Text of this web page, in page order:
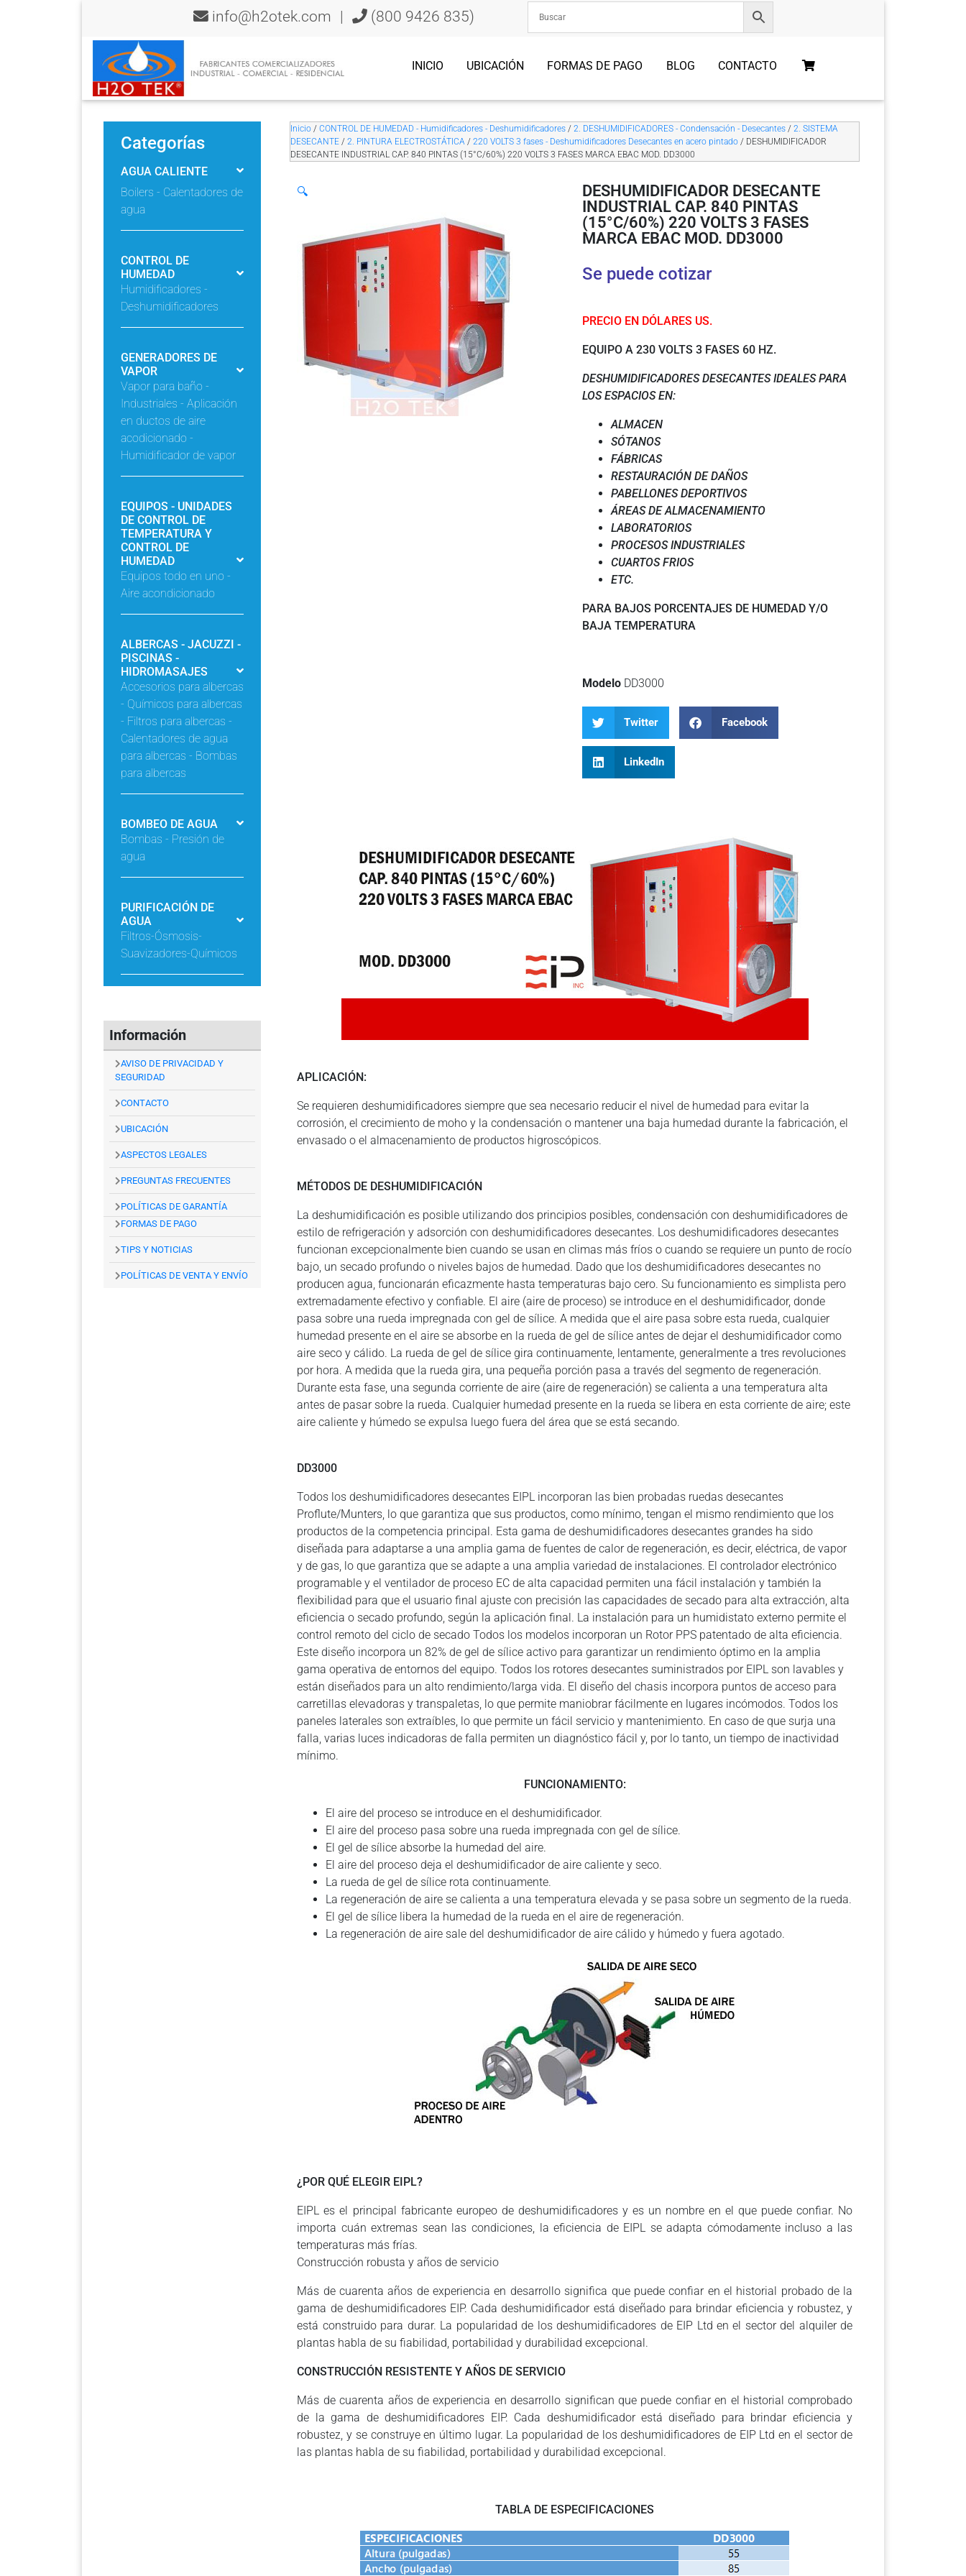
info@h2otek.com | (800 9426 835)
INICIO UBICACIÓN FORMAS DE PAGO BLOG CONTACTO
Categorías
AGUA CALIENTE
Boilers - Calentadores de
agua
CONTROL DE
HUMEDAD
Humidificadores -
Deshumidificadores
GENERADORES DE
VAPOR
Vapor para baño -
Industriales - Aplicación
en ductos de aire
acodicionado -
Humidificador de vapor
EQUIPOS - UNIDADES
DE CONTROL DE
TEMPERATURA Y
CONTROL DE
HUMEDAD
Equipos todo en uno -
Aire acondicionado
ALBERCAS - JACUZZI -
PISCINAS -
HIDROMASAJES
Accesorios para albercas
- Químicos para albercas
- Filtros para albercas -
Calentadores de agua
para albercas - Bombas
para albercas
BOMBEO DE AGUA
Bombas - Presión de
agua
PURIFICACIÓN DE
AGUA
Filtros-Ósmosis-
Suavizadores-Químicos
Información
AVISO DE PRIVACIDAD Y
SEGURIDAD
CONTACTO
UBICACIÓN
ASPECTOS LEGALES
PREGUNTAS FRECUENTES
POLÍTICAS DE GARANTÍA
FORMAS DE PAGO
TIPS Y NOTICIAS
POLÍTICAS DE VENTA Y ENVÍO
Inicio /CONTROL DE HUMEDAD - Humidificadores - Deshumidificadores /2. DESHUMIDIFICADORES - Condensación - Desecantes /2. SISTEMA
DESECANTE /2. PINTURA ELECTROSTÁTICA /220 VOLTS 3 fases - Deshumidificadores Desecantes en acero pintado / DESHUMIDIFICADOR
DESECANTE INDUSTRIAL CAP. 840 PINTAS (15°C/60%) 220 VOLTS 3 FASES MARCA EBAC MOD. DD3000
🔍
DESHUMIDIFICADOR DESECANTE
INDUSTRIAL CAP. 840 PINTAS
(15°C/60%) 220 VOLTS 3 FASES
MARCA EBAC MOD. DD3000
Se puede cotizar
PRECIO EN DÓLARES US.
EQUIPO A 230 VOLTS 3 FASES 60 HZ.
DESHUMIDIFICADORES DESECANTES IDEALES PARA
LOS ESPACIOS EN:
ALMACEN
SÓTANOS
FÁBRICAS
RESTAURACIÓN DE DAÑOS
PABELLONES DEPORTIVOS
ÁREAS DE ALMACENAMIENTO
LABORATORIOS
PROCESOS INDUSTRIALES
CUARTOS FRIOS
ETC.
PARA BAJOS PORCENTAJES DE HUMEDAD Y/O
BAJA TEMPERATURA
Modelo DD3000
Twitter Facebook
LinkedIn
APLICACIÓN:
Se requieren deshumidificadores siempre que sea necesario reducir el nivel de humedad para evitar la
corrosión, el crecimiento de moho y la condensación o mantener una baja humedad durante la fabricación, el
envasado o el almacenamiento de productos higroscópicos.
MÉTODOS DE DESHUMIDIFICACIÓN
La deshumidificación es posible utilizando dos principios posibles, condensación con deshumidificadores de
estilo de refrigeración y adsorción con deshumidificadores desecantes. Los deshumidificadores desecantes
funcionan excepcionalmente bien cuando se usan en climas más fríos o cuando se requiere un punto de rocío
bajo, un secado profundo o niveles bajos de humedad. Dado que los deshumidificadores desecantes no
producen agua, funcionarán eficazmente hasta temperaturas bajo cero. Su funcionamiento es simplista pero
extremadamente efectivo y confiable. El aire (aire de proceso) se introduce en el deshumidificador, donde
pasa sobre una rueda impregnada con gel de sílice. A medida que el aire pasa sobre esta rueda, cualquier
humedad presente en el aire se absorbe en la rueda de gel de sílice antes de dejar el deshumidificador como
aire seco y cálido. La rueda de gel de sílice gira continuamente, lentamente, generalmente a tres revoluciones
por hora. A medida que la rueda gira, una pequeña porción pasa a través del segmento de regeneración.
Durante esta fase, una segunda corriente de aire (aire de regeneración) se calienta a una temperatura alta
antes de pasar sobre la rueda. Cualquier humedad presente en la rueda se libera en esta corriente de aire; este
aire caliente y húmedo se expulsa luego fuera del área que se está secando.
DD3000
Todos los deshumidificadores desecantes EIPL incorporan las bien probadas ruedas desecantes
Proflute/Munters, lo que garantiza que sus productos, como mínimo, tengan el mismo rendimiento que los
productos de la competencia principal. Esta gama de deshumidificadores desecantes grandes ha sido
diseñada para adaptarse a una amplia gama de fuentes de calor de regeneración, es decir, eléctrica, de vapor
y de gas, lo que garantiza que se adapte a una amplia variedad de instalaciones. El controlador electrónico
programable y el ventilador de proceso EC de alta capacidad permiten una fácil instalación y también la
flexibilidad para que el usuario final ajuste con precisión las capacidades de secado para alta extracción, alta
eficiencia o secado profundo, según la aplicación final. La instalación para un humidistato externo permite el
control remoto del ciclo de secado Todos los modelos incorporan un Rotor PPS patentado de alta eficiencia.
Este diseño incorpora un 82% de gel de sílice activo para garantizar un rendimiento óptimo en la amplia
gama operativa de entornos del equipo. Todos los rotores desecantes suministrados por EIPL son lavables y
están diseñados para un alto rendimiento/larga vida. El diseño del chasis incorpora puntos de acceso para
carretillas elevadoras y transpaletas, lo que permite maniobrar fácilmente en lugares incómodos. Todos los
paneles laterales son extraíbles, lo que permite un fácil servicio y mantenimiento. En caso de que surja una
falla, varias luces indicadoras de falla permiten un diagnóstico fácil y, por lo tanto, un tiempo de inactividad
mínimo.
FUNCIONAMIENTO:
El aire del proceso se introduce en el deshumidificador.
El aire del proceso pasa sobre una rueda impregnada con gel de sílice.
El gel de sílice absorbe la humedad del aire.
El aire del proceso deja el deshumidificador de aire caliente y seco.
La rueda de gel de sílice rota continuamente.
La regeneración de aire se calienta a una temperatura elevada y se pasa sobre un segmento de la rueda.
El gel de sílice libera la humedad de la rueda en el aire de regeneración.
La regeneración de aire sale del deshumidificador de aire cálido y húmedo y fuera agotado.
¿POR QUÉ ELEGIR EIPL?
EIPL es el principal fabricante europeo de deshumidificadores y es un nombre en el que puede confiar. No
importa cuán extremas sean las condiciones, la eficiencia de EIPL se adapta cómodamente incluso a las
temperaturas más frías.
Construcción robusta y años de servicio
Más de cuarenta años de experiencia en desarrollo significa que puede confiar en el historial probado de la
gama de deshumidificadores EIP. Cada deshumidificador está diseñado para brindar eficiencia y robustez, y
está construido para durar. La popularidad de los deshumidificadores de EIP Ltd en el sector del alquiler de
plantas habla de su fiabilidad, portabilidad y durabilidad excepcional.
CONSTRUCCIÓN RESISTENTE Y AÑOS DE SERVICIO
Más de cuarenta años de experiencia en desarrollo significan que puede confiar en el historial comprobado
de la gama de deshumidificadores EIP. Cada deshumidificador está diseñado para brindar eficiencia y
robustez, y se construye en último lugar. La popularidad de los deshumidificadores de EIP Ltd en el sector de
las plantas habla de su fiabilidad, portabilidad y durabilidad excepcional.
TABLA DE ESPECIFICACIONES